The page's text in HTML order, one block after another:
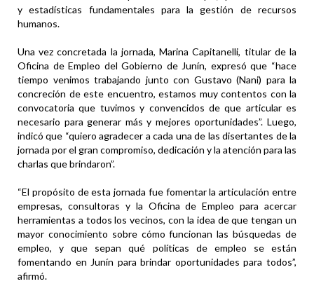
y estadísticas fundamentales para la gestión de recursos
humanos.
Una vez concretada la jornada, Marina Capitanelli, titular de la
Oficina de Empleo del Gobierno de Junín, expresó que “hace
tiempo venimos trabajando junto con Gustavo (Nani) para la
concreción de este encuentro, estamos muy contentos con la
convocatoria que tuvimos y convencidos de que articular es
necesario para generar más y mejores oportunidades”. Luego,
indicó que “quiero agradecer a cada una de las disertantes de la
jornada por el gran compromiso, dedicación y la atención para las
charlas que brindaron”.
“El propósito de esta jornada fue fomentar la articulación entre
empresas, consultoras y la Oficina de Empleo para acercar
herramientas a todos los vecinos, con la idea de que tengan un
mayor conocimiento sobre cómo funcionan las búsquedas de
empleo, y que sepan qué políticas de empleo se están
fomentando en Junín para brindar oportunidades para todos”,
afirmó.